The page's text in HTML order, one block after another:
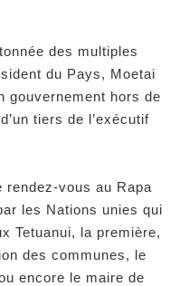
des multiples
du Pays, Moetai
gouvernement hors de
tiers de l’exécutif
rendez-vous au Rapa
les Nations unies qui
Tetuanui, la première,
des communes, le
encore le maire de